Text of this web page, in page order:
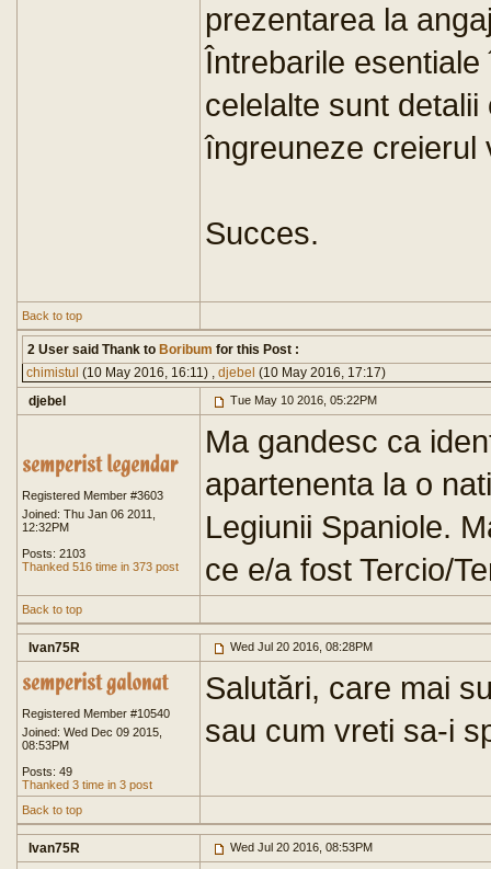
prezentarea la
Întrebarile
celelalte sunt
îngreuneze creierul
Succes.
Back to top
2 User said Thank to Boribum for this Post :
chimistul (10 May 2016, 16:11) , djebel (10 May 2016, 17:17)
djebel
Tue May 10 2016, 05:22PM
Registered Member #3603
Joined: Thu Jan 06 2011,
12:32PM
Posts: 2103
Thanked 516 time in 373 post
Ma gandesc ca
apartenenta la o
Legiunii Spaniole.
ce e/a fost Tercio/
Back to top
Ivan75R Wed Jul 20 2016, 08:28PM
Registered Member #10540
Joined: Wed Dec 09 2015,
08:53PM
Posts: 49
Thanked 3 time in 3 post
Salutări, care mai
sau cum vreti sa-i
Back to top
Ivan75R Wed Jul 20 2016, 08:53PM